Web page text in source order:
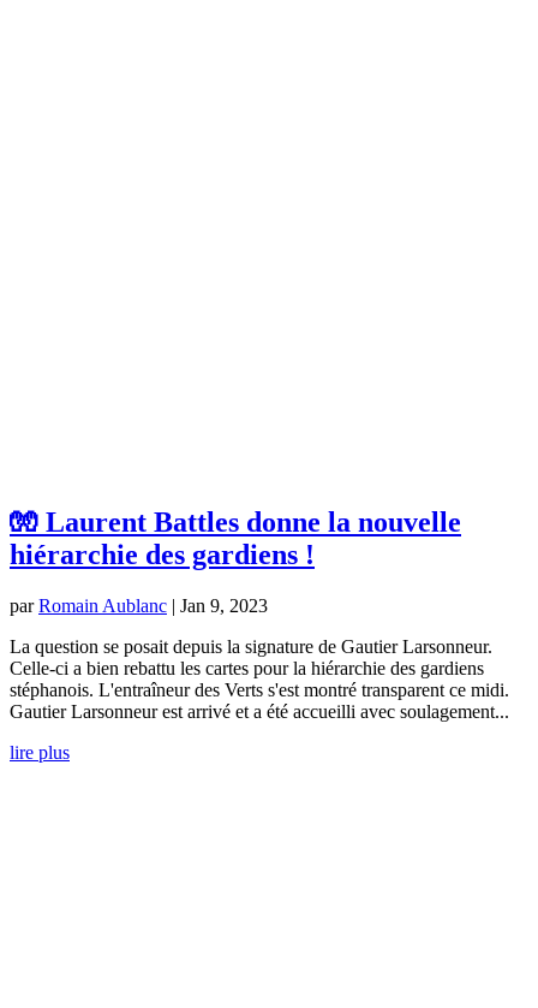
🧤 Laurent Battles donne la nouvelle
hiérarchie des gardiens !
parRomain Aublanc | Jan 9, 2023
La question se posait depuis la signature de Gautier Larsonneur.
Celle-ci a bien rebattu les cartes pour la hiérarchie des gardiens
stéphanois. L'entraîneur des Verts s'est montré transparent ce midi.
Gautier Larsonneur est arrivé et a été accueilli avec soulagement...
lire plus